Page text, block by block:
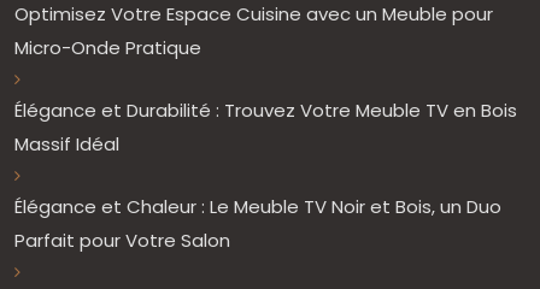
Optimisez Votre Espace Cuisine avec un Meuble pour
Micro-Onde Pratique
Élégance et Durabilité : Trouvez Votre Meuble TV en Bois
Massif Idéal
Élégance et Chaleur : Le Meuble TV Noir et Bois, un Duo
Parfait pour Votre Salon